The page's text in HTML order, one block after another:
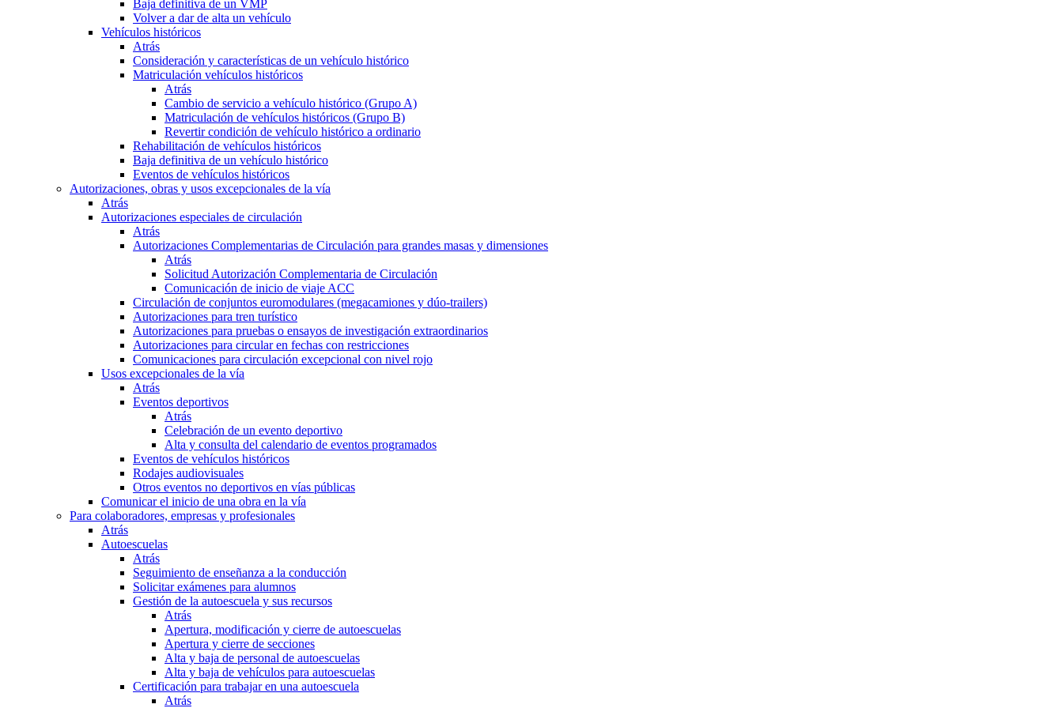
Baja definitiva de un VMP
Volver a dar de alta un vehículo
Vehículos históricos
Atrás
Consideración y características de un vehículo histórico
Matriculación vehículos históricos
Atrás
Cambio de servicio a vehículo histórico (Grupo A)
Matriculación de vehículos históricos (Grupo B)
Revertir condición de vehículo histórico a ordinario
Rehabilitación de vehículos históricos
Baja definitiva de un vehículo histórico
Eventos de vehículos históricos
Autorizaciones, obras y usos excepcionales de la vía
Atrás
Autorizaciones especiales de circulación
Atrás
Autorizaciones Complementarias de Circulación para grandes masas y dimensiones
Atrás
Solicitud Autorización Complementaria de Circulación
Comunicación de inicio de viaje ACC
Circulación de conjuntos euromodulares (megacamiones y dúo-trailers)
Autorizaciones para tren turístico
Autorizaciones para pruebas o ensayos de investigación extraordinarios
Autorizaciones para circular en fechas con restricciones
Comunicaciones para circulación excepcional con nivel rojo
Usos excepcionales de la vía
Atrás
Eventos deportivos
Atrás
Celebración de un evento deportivo
Alta y consulta del calendario de eventos programados
Eventos de vehículos históricos
Rodajes audiovisuales
Otros eventos no deportivos en vías públicas
Comunicar el inicio de una obra en la vía
Para colaboradores, empresas y profesionales
Atrás
Autoescuelas
Atrás
Seguimiento de enseñanza a la conducción
Solicitar exámenes para alumnos
Gestión de la autoescuela y sus recursos
Atrás
Apertura, modificación y cierre de autoescuelas
Apertura y cierre de secciones
Alta y baja de personal de autoescuelas
Alta y baja de vehículos para autoescuelas
Certificación para trabajar en una autoescuela
Atrás